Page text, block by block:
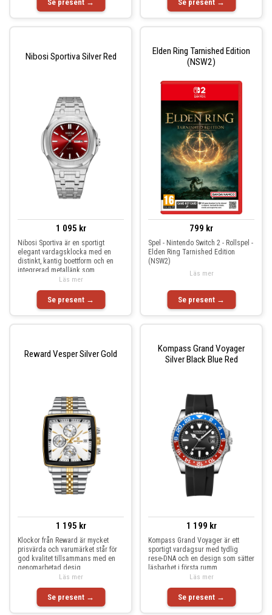
Se present → Se present →
Nibosi Sportiva Silver Red
1 095 kr
Nibosi Sportiva är en sportigt
elegant vardagsklocka med en
distinkt, kantig boettform och en
integrerad metallänk som
Se present →
Läs mer
Elden Ring Tarnished Edition
(NSW2)
799 kr
Spel - Nintendo Switch 2 - Rollspel -
Elden Ring Tarnished Edition
(NSW2)
Se present →
Läs mer
Reward Vesper Silver Gold
1 195 kr
Klockor från Reward är mycket
prisvärda och varumärket står för
god kvalitet tillsammans med en
genomarbetad desig
Se present →
Läs mer
Kompass Grand Voyager
Silver Black Blue Red
1 199 kr
Kompass Grand Voyager är ett
sportigt vardagsur med tydlig
rese-DNA och en design som sätter
läsbarhet i första rumm
Se present →
Läs mer